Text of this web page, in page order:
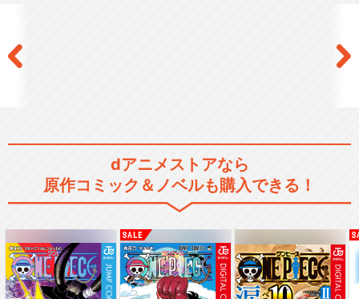
dアニメストアなら
原作コミック＆ノベルも購入できる！